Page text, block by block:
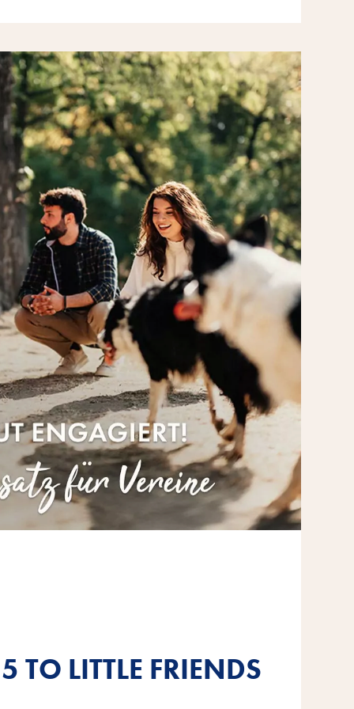
TO LITTLE FRIENDS
TO LITTLE FRIENDS
TO LITTLE FRIENDS